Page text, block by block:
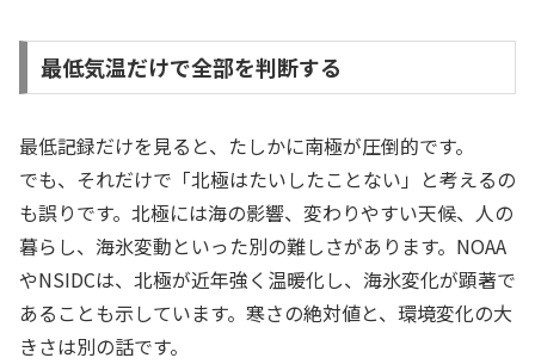
最低気温だけで全部を判断する
最低記録だけを見ると、たしかに南極が圧倒的です。
でも、それだけで「北極はたいしたことない」と考えるの
も誤りです。北極には海の影響、変わりやすい天候、人の
暮らし、海氷変動といった別の難しさがあります。NOAA
やNSIDCは、北極が近年強く温暖化し、海氷変化が顕著で
あることも示しています。寒さの絶対値と、環境変化の大
きさは別の話です。